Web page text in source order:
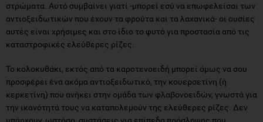
στρώματα. Αυτό συμβαίνει γιατί -μπορεί εσύ να επωφελείσαι των
αντιοξειδωτικών που έχουν τα φρούτα και τα λαχανικά- οι ουσίες
αυτές είναι χρήσιμες και στο ίδιο το φυτό για προστασία από τις
καταστροφικές ελεύθερες ρίζες.
Το κολοκυθάκι, εκτός από τα καροτενοειδή μπορεί όμως να σου
προσφέρει ένα ακόμα αντιοξειδωτικό, την κουερσετίνη (ή
κερκετίνη) που ανήκει στην ομάδα των φλαβονοειδών, γνωστά για
την ικανότητά τους να καταπολεμούν της ελεύθερες ρίζες. Δεν
υπάρχουν, ωστόσο, συστάσεις για επίπεδα πρόσληψης που